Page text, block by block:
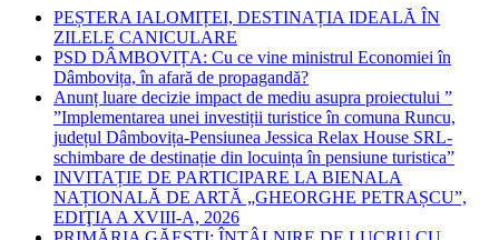
PEȘTERA IALOMIȚEI, DESTINAȚIA IDEALĂ ÎN
ZILELE CANICULARE
PSD DÂMBOVIȚA: Cu ce vine ministrul Economiei în
Dâmbovița, în afară de propagandă?
Anunț luare decizie impact de mediu asupra proiectului ”
”Implementarea unei investiții turistice în comuna Runcu,
județul Dâmbovița-Pensiunea Jessica Relax House SRL-
schimbare de destinație din locuința în pensiune turistica”
INVITAȚIE DE PARTICIPARE LA BIENALA
NAȚIONALĂ DE ARTĂ „GHEORGHE PETRAȘCU”,
EDIŢIA A XVIII-A, 2026